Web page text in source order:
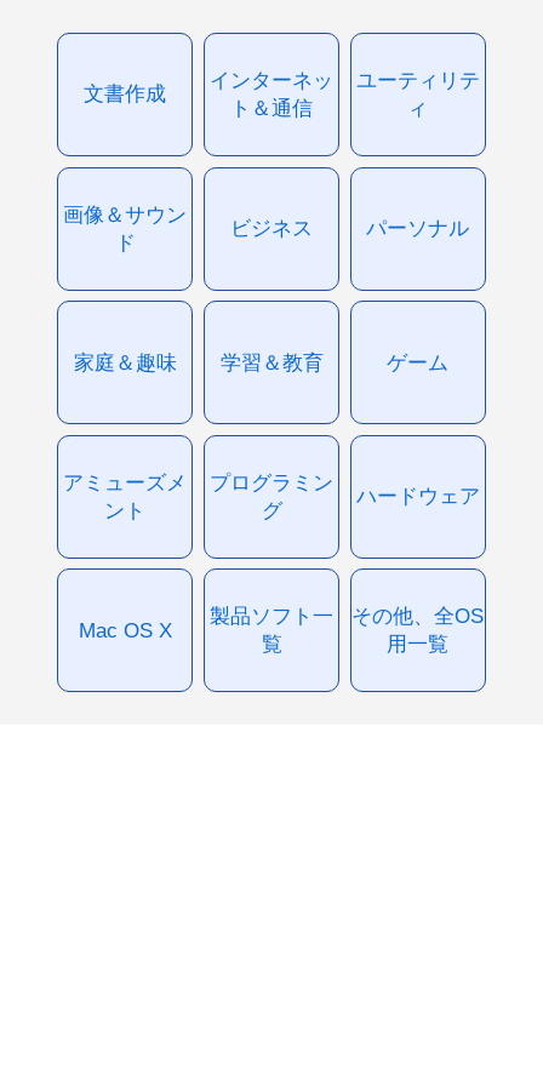
文書作成
インターネッ
ト＆通信
ユーティリテ
ィ
画像＆サウン
ド
ビジネス パーソナル
家庭＆趣味 学習＆教育 ゲーム
アミューズメ
ント
プログラミン
グ
ハードウェア
Mac OS X
製品ソフト一
覧
その他、全OS
用一覧